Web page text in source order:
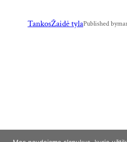
TankosŽaidė tylaPublished by